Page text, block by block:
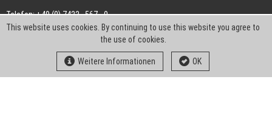
Telefon: +49 (0) 7422 . 567 - 0
Telefax: +49 (0) 7422 . 567 - 239
info-ch@kern-liebers.com
This website uses cookies. By continuing to use this website you agree to
the use of cookies.
Weitere Informationen OK